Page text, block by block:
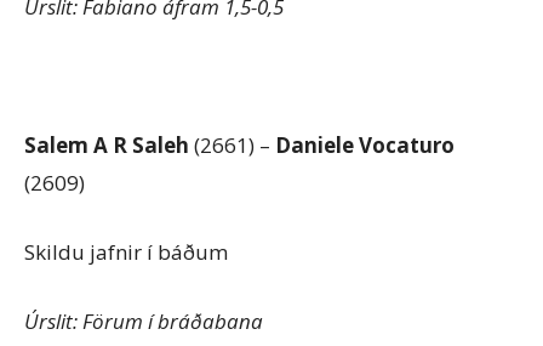
Úrslit: Fabiano áfram 1,5-0,5
Salem A R Saleh (2661) – Daniele Vocaturo
(2609)
Skildu jafnir í báðum
Úrslit: Förum í bráðabana